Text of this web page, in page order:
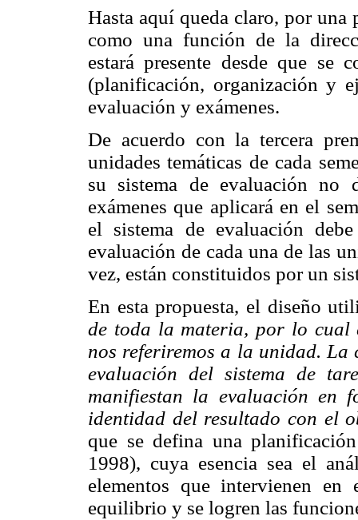
Hasta aquí queda claro, por una
como una función de la
estará presente desde que se
(planificación, organización y
evaluación y exámenes.
De acuerdo con la tercera
unidades temáticas de cada
su sistema de evaluación no
exámenes que aplicará en el
el sistema de evaluación
evaluación de cada una de las
vez, están constituidos por un
En esta propuesta, el diseño
de toda la materia, por lo cual
nos referiremos a la unidad.
evaluación del sistema de
manifiestan la evaluación en
identidad del resultado con el
que se defina una
1998), cuya esencia sea el
elementos que intervienen
equilibrio y se logren las